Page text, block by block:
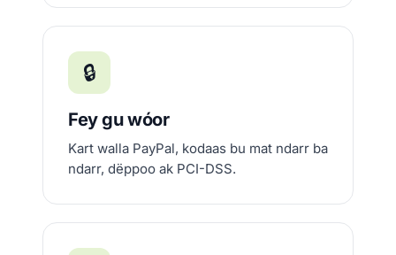
🔒
Fey gu wóor
Kart walla PayPal, kodaas bu mat ndarr ba
ndarr, dëppoo ak PCI-DSS.